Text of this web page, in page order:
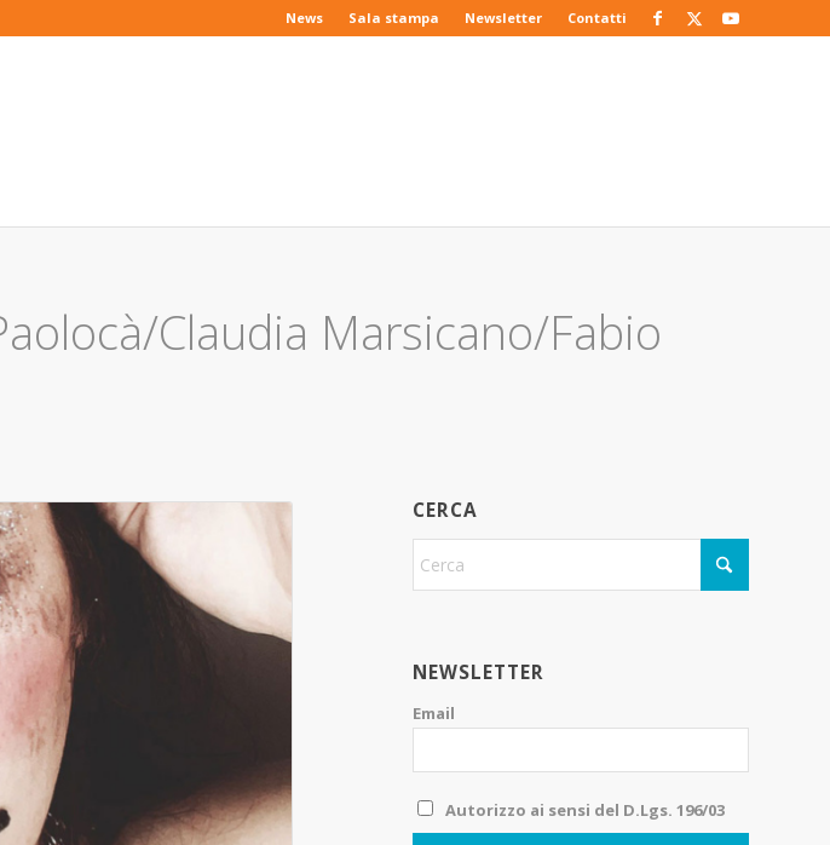
News Sala stampa Newsletter Contatti
Claudia Marsicano/Fabio
CERCA
NEWSLETTER
Email
Autorizzo ai sensi del D.Lgs. 196/03